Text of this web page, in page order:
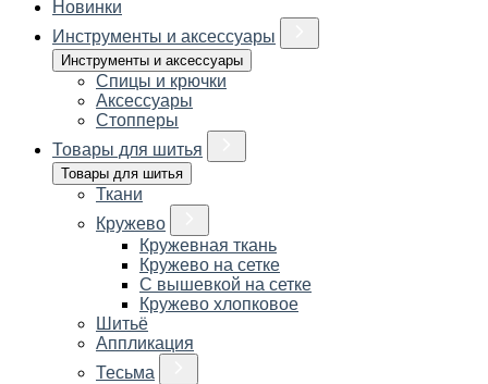
Новинки
Инструменты и аксессуары
Инструменты и аксессуары
Спицы и крючки
Аксессуары
Стопперы
Товары для шитья
Товары для шитья
Ткани
Кружево
Кружевная ткань
Кружево на сетке
С вышевкой на сетке
Кружево хлопковое
Шитьё
Аппликация
Тесьма